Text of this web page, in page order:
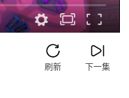
下一集
刷新